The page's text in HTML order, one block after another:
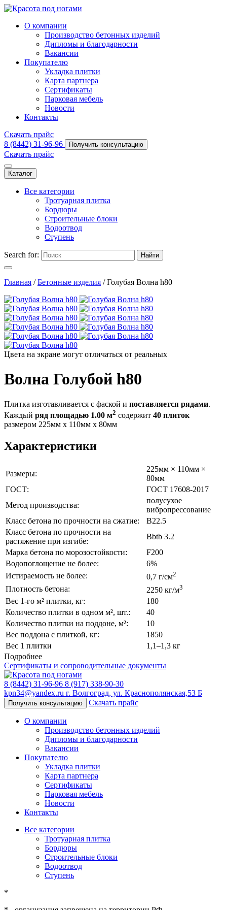
О компании
Производство бетонных изделий
Дипломы и благодарности
Вакансии
Покупателю
Укладка плитки
Карта партнера
Сертификаты
Парковая мебель
Новости
Контакты
Скачать прайс
8 (8442) 31-96-96
Получить консультацию
Скачать прайс
Каталог
Все категории
Тротуарная плитка
Бордюры
Строительные блоки
Водоотвод
Ступень
Search for: Найти
Главная /Бетонные изделия /Голубая Волна h80
Цвета на экране могут отличаться от реальных
Волна Голубой h80
Плитка изготавливается с фаской и поставляется рядами.
Каждый ряд площадью 1.00 м2 содержит 40 плиток
размером 225мм х 110мм х 80мм
Характеристики
Размеры:
225мм × 110мм ×
80мм
ГОСТ:
ГОСТ 17608-2017
Метод производства:
полусухое
вибропрессование
Класс бетона по прочности на сжатие:
B22.5
Класс бетона по прочности на
растяжение при изгибе:
Bbtb 3.2
Марка бетона по морозостойкости:
F200
Водопоглощение не более:
6%
Истираемость не более:
0,7 г/см2
Плотность бетона: 2250 кг/м3
Вес 1-го м² плитки, кг:
180
Количество плитки в одном м², шт.:
40
Количество плитки на поддоне, м²:
10
Вес поддона с плиткой, кг:
1850
Вес 1 плитки
1,1–1,3 кг
Подробнее
Сертификаты и сопроводительные документы
8 (8442) 31-96-96 8 (917) 338-90-30
kpn34@yandex.ru г. Волгоград, ул. Краснополянская,53 Б
Получить консультацию Скачать прайс
О компании
Производство бетонных изделий
Дипломы и благодарности
Вакансии
Покупателю
Укладка плитки
Карта партнера
Сертификаты
Парковая мебель
Новости
Контакты
Все категории
Тротуарная плитка
Бордюры
Строительные блоки
Водоотвод
Ступень
*